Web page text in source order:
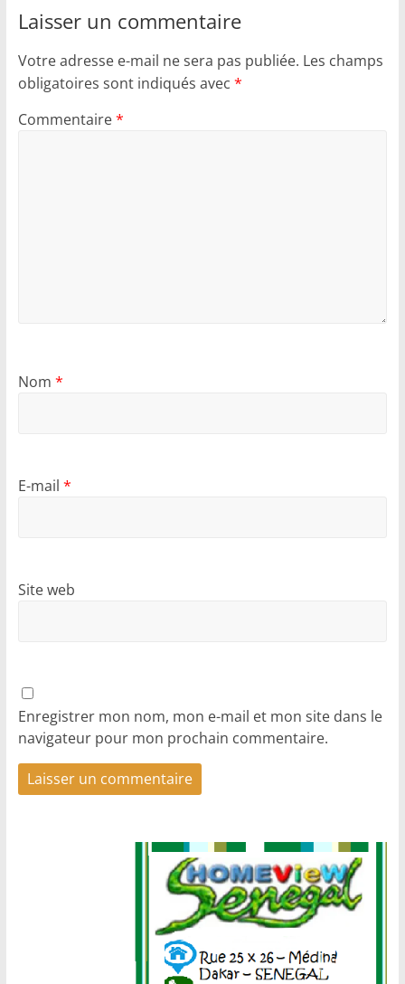
Laisser un commentaire
Votre adresse e-mail ne sera pas publiée. Les champs
obligatoires sont indiqués avec *
Commentaire*
Nom *
E-mail *
Site web
Enregistrer mon nom, mon e-mail et mon site dans le
navigateur pour mon prochain commentaire.